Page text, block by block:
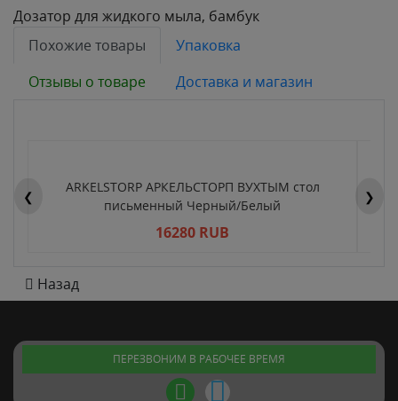
Дозатор для жидкого мыла, бамбук
Похожие товары
Упаковка
Отзывы о товаре
Доставка и магазин
❮
ARKELSTORP АРКЕЛЬСТОРП ВУХТЫМ стол
письменный Черный/Белый
16280 RUB
❯
Назад
ПЕРЕЗВОНИМ В РАБОЧЕЕ ВРЕМЯ